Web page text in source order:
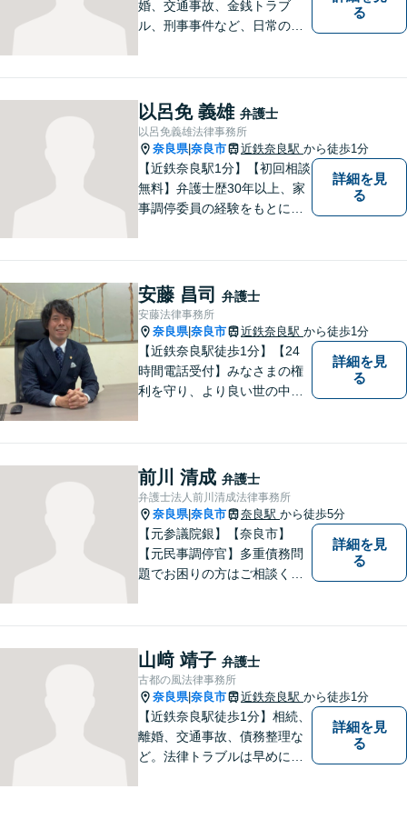
婚、交通事故、金銭トラブ
ル、刑事事件など、日常の中
はお気軽にご相談ください。
【初回相談料60分5,500円】
【分かりやすい説明】
る
以呂免 義雄 弁護士
以呂免義雄法律事務所
奈良県|奈良市 近鉄奈良駅 から徒歩1分
【近鉄奈良駅1分】【初回相談
無料】弁護士歴30年以上、家
事調停委員の経験をもとに複
発生前のご相談も受け付けて
おります。【電話相談可】
詳細を見
る
安藤 昌司 弁護士
安藤法律事務所
奈良県|奈良市 近鉄奈良駅 から徒歩1分
【近鉄奈良駅徒歩1分】【24
時間電話受付】みなさまの権
利を守り、より良い世の中に
ています。法律トラブルでお
悩みごとがありましたら、お
気軽にご相談ください。
詳細を見
る
前川 清成 弁護士
弁護士法人前川清成法律事務所
奈良県|奈良市 奈良駅 から徒歩5分
【元参議院銀】【奈良市】
【元民事調停官】多重債務問
題でお困りの方はご相談くだ
たら、一度ご相談ください。
詳細を見
る
山﨑 靖子 弁護士
古都の風法律事務所
奈良県|奈良市 近鉄奈良駅 から徒歩1分
【近鉄奈良駅徒歩1分】相続、
離婚、交通事故、債務整理な
ど。法律トラブルは早めに弁
詳細を見
る